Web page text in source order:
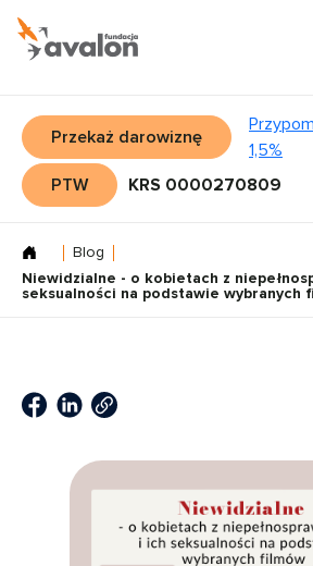
Przekaż darowiznę
1,5%
PTW
KRS 0000270809
Blog
Niewidzialne - o kobietach z
seksualności na podstawie wybranych